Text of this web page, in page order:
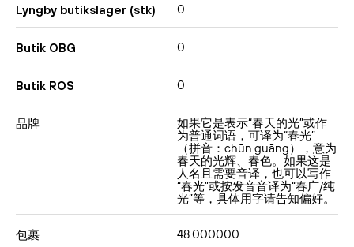
Lyngby butikslager (stk) 0
Butik OBG 0
Butik ROS 0
品牌
如果它是表示“春天的光”或作
为普通词语，可译为“春光”
（拼音：chūn guāng），意为
春天的光辉、春色。如果这是
人名且需要音译，也可以写作
“春光”或按发音音译为“春广/纯
光”等，具体用字请告知偏好。
包裹 48.000000